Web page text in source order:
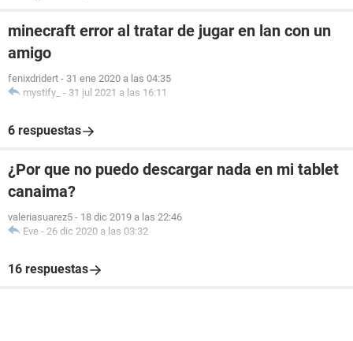
minecraft error al tratar de jugar en lan con un
amigo
fenixdridert - 31 ene 2020 a las 04:35
mystify_ - 31 jul 2021 a las 16:11
6 respuestas
¿Por que no puedo descargar nada en mi tablet
canaima?
valeriasuarez5 - 18 dic 2019 a las 22:46
Eve - 26 dic 2020 a las 03:32
16 respuestas